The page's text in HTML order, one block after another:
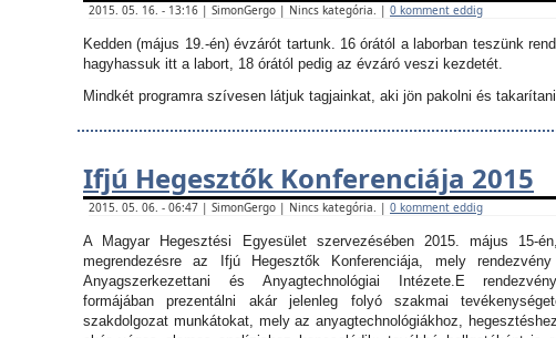
2015. 05. 16. - 13:16 | SimonGergo | Nincs kategória. | 0 komment eddig
Kedden (május 19.-én) évzárót tartunk. 16 órától a laborban teszünk
hagyhassuk itt a labort, 18 órától pedig az évzáró veszi kezdetét.
Mindkét programra szívesen látjuk tagjainkat, aki jön pakolni és
Ifjú Hegesztők Konferenciája 2015
2015. 05. 06. - 06:47 | SimonGergo | Nincs kategória. | 0 komment eddig
A Magyar Hegesztési Egyesület szervezésében 2015. május 15-
megrendezésre az Ifjú Hegesztők Konferenciája, mely
Anyagszerkezettani és Anyagtechnológiai Intézete. E
formájában prezentálni akár jelenleg folyó szakmai
szakdolgozat munkátokat, mely az anyagtechnológiákhoz,